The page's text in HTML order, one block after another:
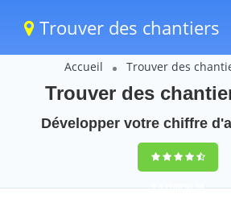
Trouver des chantiers
Accueil Trouver des
Trouver des
Développer votre chiffre
9,5(100%)38